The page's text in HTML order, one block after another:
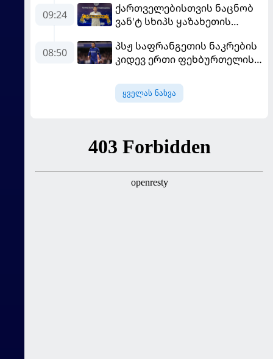
09:24
ქართველებისთვის ნაცნობ
ვან'ტ სხიპს ყაზახეთის
08:50
პსჟ საფრანგეთის ნაკრების
კიდევ ერთი ფეხბურთელის
ყველას ნახვა